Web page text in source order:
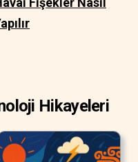
Hikayeleri